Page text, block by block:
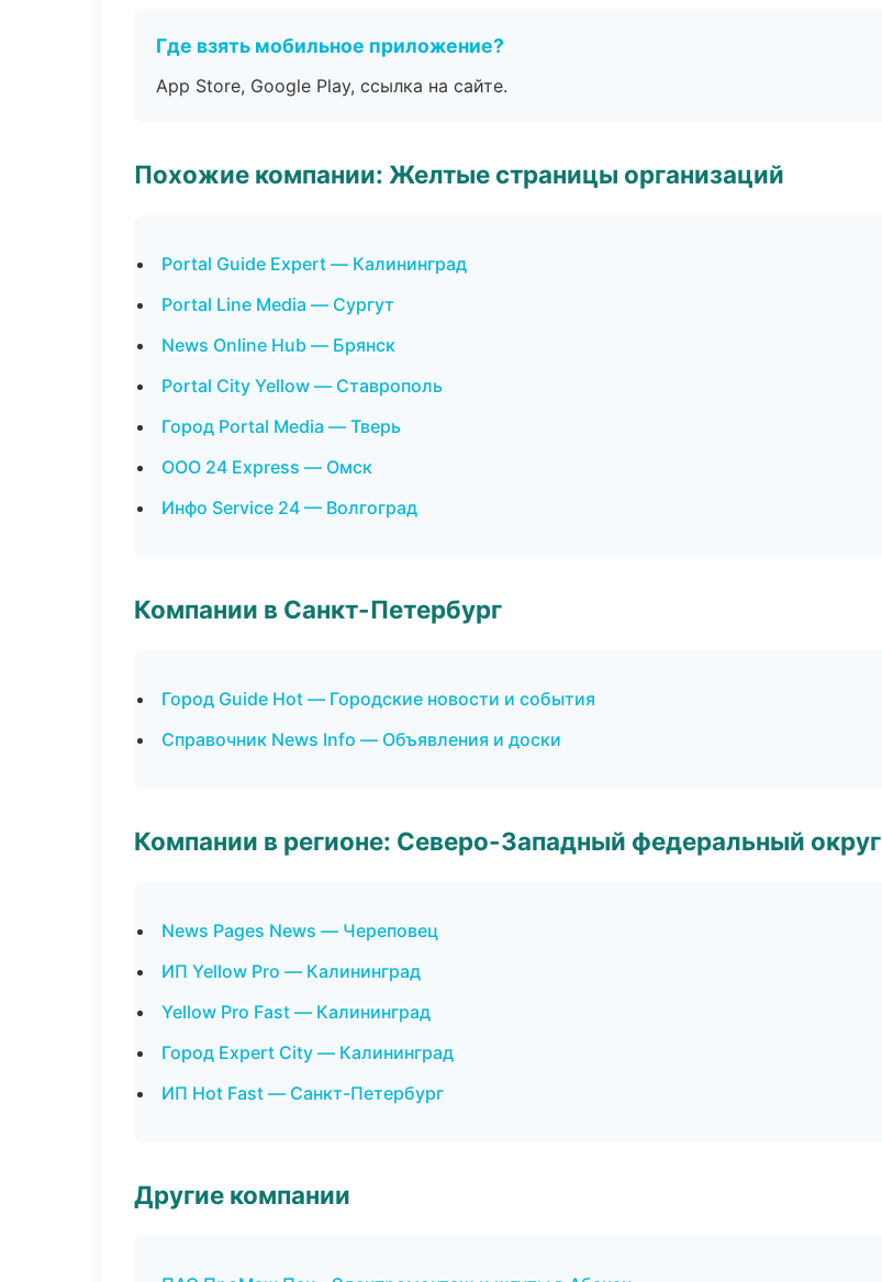
Где взять мобильное приложение?
App Store, Google Play, ссылка на сайте.
Похожие компании: Желтые страницы организаций
Portal Guide Expert — Калининград
Portal Line Media — Сургут
News Online Hub — Брянск
Portal City Yellow — Ставрополь
Город Portal Media — Тверь
ООО 24 Express — Омск
Инфо Service 24 — Волгоград
Компании в Санкт-Петербург
Город Guide Hot — Городские новости и события
Справочник News Info — Объявления и доски
Компании в регионе: Северо-Западный федеральный округ
News Pages News — Череповец
ИП Yellow Pro — Калининград
Yellow Pro Fast — Калининград
Город Expert City — Калининград
ИП Hot Fast — Санкт-Петербург
Другие компании